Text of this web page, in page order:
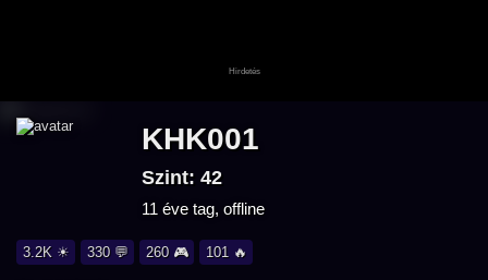
KHK001
Szint: 42
11 éve tag, offline
3.2K ☀ 330 💬 260 🎮 101 🔥